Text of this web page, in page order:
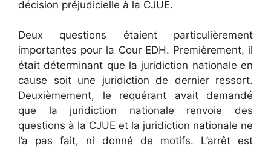
décision préjudicielle à la CJUE.
Deux questions étaient particulièrement
importantes pour la Cour EDH. Premièrement, il
était déterminant que la juridiction nationale en
cause soit une juridiction de dernier ressort.
Deuxièmement, le requérant avait demandé
que la juridiction nationale renvoie des
questions à la CJUE et la juridiction nationale ne
l’a pas fait, ni donné de motifs. L’arrêt est